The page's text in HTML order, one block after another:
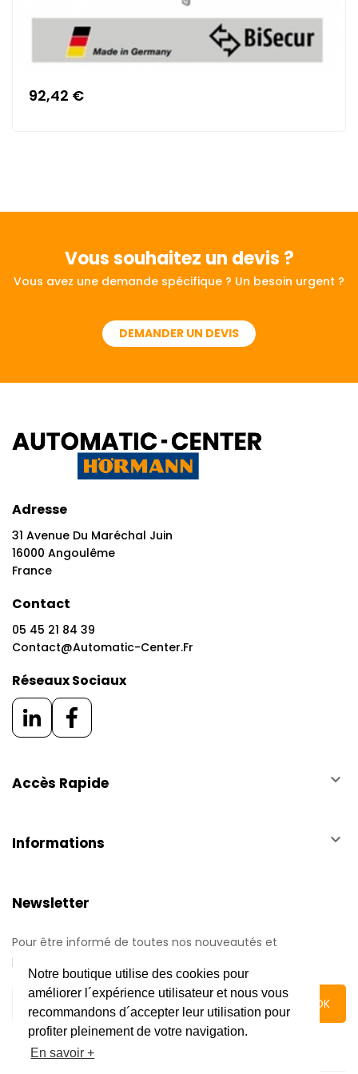
Notre boutique utilise des cookies pour
améliorer l´expérience utilisateur et nous vous
recommandons d´accepter leur utilisation pour
profiter pleinement de votre navigation.
En savoir +
92,42 €
Vous souhaitez un devis ?
Vous avez une demande spécifique ? Un besoin urgent ?
DEMANDER UN DEVIS
Adresse
31 Avenue Du Maréchal Juin
16000 Angoulême
France
Contact
05 45 21 84 39
Contact@automatic-Center.fr
Réseaux Sociaux
Accès Rapide keyboard_arrow_down
Informations keyboard_arrow_down
Newsletter
Pour être informé de toutes nos nouveautés et
promotions.